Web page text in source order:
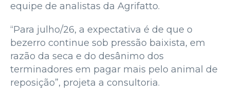
equipe de analistas da Agrifatto.
“Para julho/26, a expectativa é de que o
bezerro continue sob pressão baixista, em
razão da seca e do desânimo dos
terminadores em pagar mais pelo animal de
reposição”, projeta a consultoria.